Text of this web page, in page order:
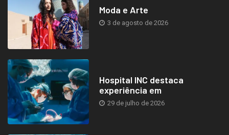
Moda e Arte
3 de agosto de 2026
Hospital INC destaca
experiência em
29 de julho de 2026